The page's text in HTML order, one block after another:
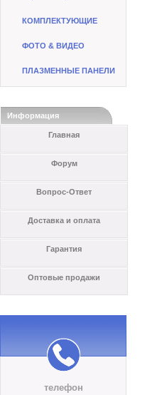
КОМПЛЕКТУЮЩИЕ
ФОТО & ВИДЕО
ПЛАЗМЕННЫЕ ПАНЕЛИ
Информация
Главная
Форум
Вопрос-Ответ
Доставка и оплата
Гарантия
Оптовые продажи
телефон